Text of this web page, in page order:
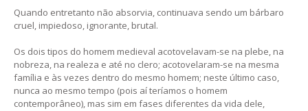
Quando entretanto não absorvia, continuava sendo um bárbaro
cruel, impiedoso, ignorante, brutal.
Os dois tipos do homem medieval acotovelavam-se na plebe, na
nobreza, na realeza e até no clero; acotovelaram-se na mesma
família e às vezes dentro do mesmo homem; neste último caso,
nunca ao mesmo tempo (pois aí teríamos o homem
contemporâneo), mas sim em fases diferentes da vida dele,